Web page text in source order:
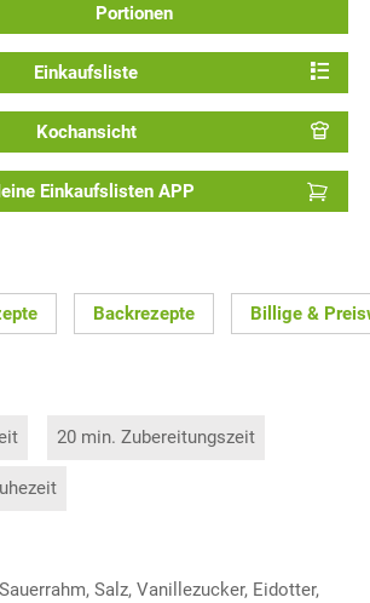
Portionen
Einkaufsliste
Kochansicht
Einkaufslisten APP
Backrezepte Billige &
20 min. Zubereitungszeit
Salz, Vanillezucker, Eidotter,